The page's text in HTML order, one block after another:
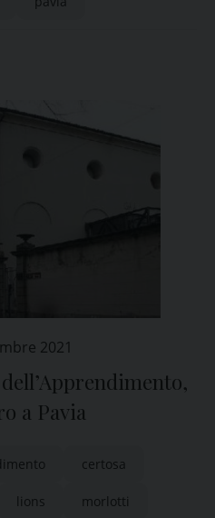
2021
a Pavia
certosa
lions morlotti